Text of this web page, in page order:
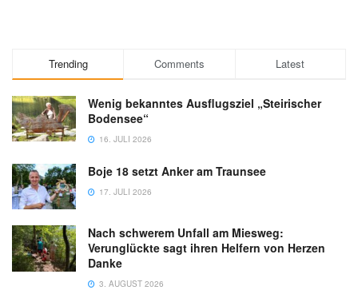
Trending Comments Latest
Wenig bekanntes Ausflugsziel „Steirischer
Bodensee“
16. JULI 2026
Boje 18 setzt Anker am Traunsee
17. JULI 2026
Nach schwerem Unfall am Miesweg:
Verunglückte sagt ihren Helfern von Herzen
Danke
3. AUGUST 2026